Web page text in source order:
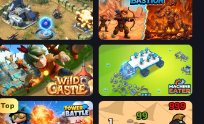
Battle for the Galaxy Last Bastion
Wild Castle TD: Grow Empire Machine Eater
Top